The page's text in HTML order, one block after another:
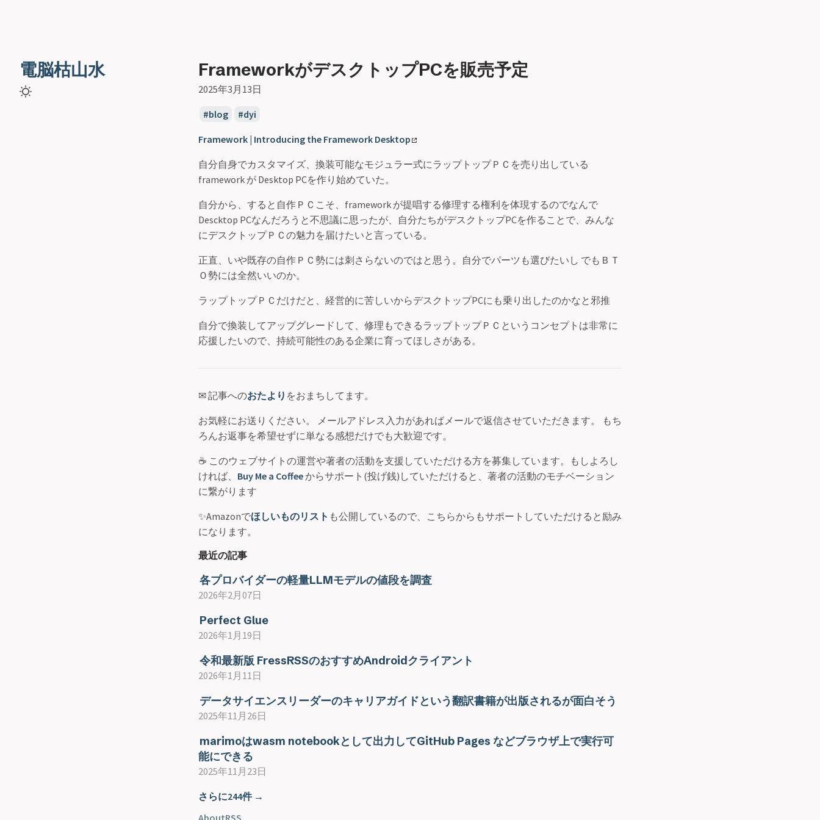
電脳枯山水 FrameworkがデスクトップPCを販売予定
2025年3月13日
blog dyi
Framework | Introducing the Framework Desktop
自分自身でカスタマイズ、換装可能なモジュラー式にラップトップＰＣを売り出している
framework が Desktop PCを作り始めていた。
自分から、すると自作ＰＣこそ、framework が提唱する修理する権利を体現するのでなんで
Descktop PCなんだろうと不思議に思ったが、自分たちがデスクトップPCを作ることで、みんな
にデスクトップＰＣの魅力を届けたいと言っている。
正直、いや既存の自作ＰＣ勢には刺さらないのではと思う。自分でパーツも選びたいし でもＢＴ
Ｏ勢には全然いいのか。
ラップトップＰＣだけだと、経営的に苦しいからデスクトップPCにも乗り出したのかなと邪推
自分で換装してアップグレードして、修理もできるラップトップＰＣというコンセプトは非常に
応援したいので、持続可能性のある企業に育ってほしさがある。
✉ 記事へのおたより をおまちしてます。
お気軽にお送りください。 メールアドレス入力があればメールで返信させていただきます。 もち
ろんお返事を希望せずに単なる感想だけでも大歓迎です。
☕ このウェブサイトの運営や著者の活動を支援していただける方を募集しています。もしよろし
ければ、 Buy Me a Coffeeからサポート(投げ銭)していただけると、著者の活動のモチベーション
に繋がります
✨Amazonでほしいものリスト も公開しているので、こちらからもサポートしていただけると励み
になります。
最近の記事
各プロバイダーの軽量LLMモデルの値段を調査
2026年2月07日
Perfect Glue
2026年1月19日
令和最新版 FressRSSのおすすめAndroidクライアント
2026年1月11日
データサイエンスリーダーのキャリアガイドという翻訳書籍が出版されるが面白そう
2025年11月26日
marimoはwasm notebookとして出力してGitHub Pages などブラウザ上で実行可
能にできる
2025年11月23日
さらに244件 →
AboutRSS